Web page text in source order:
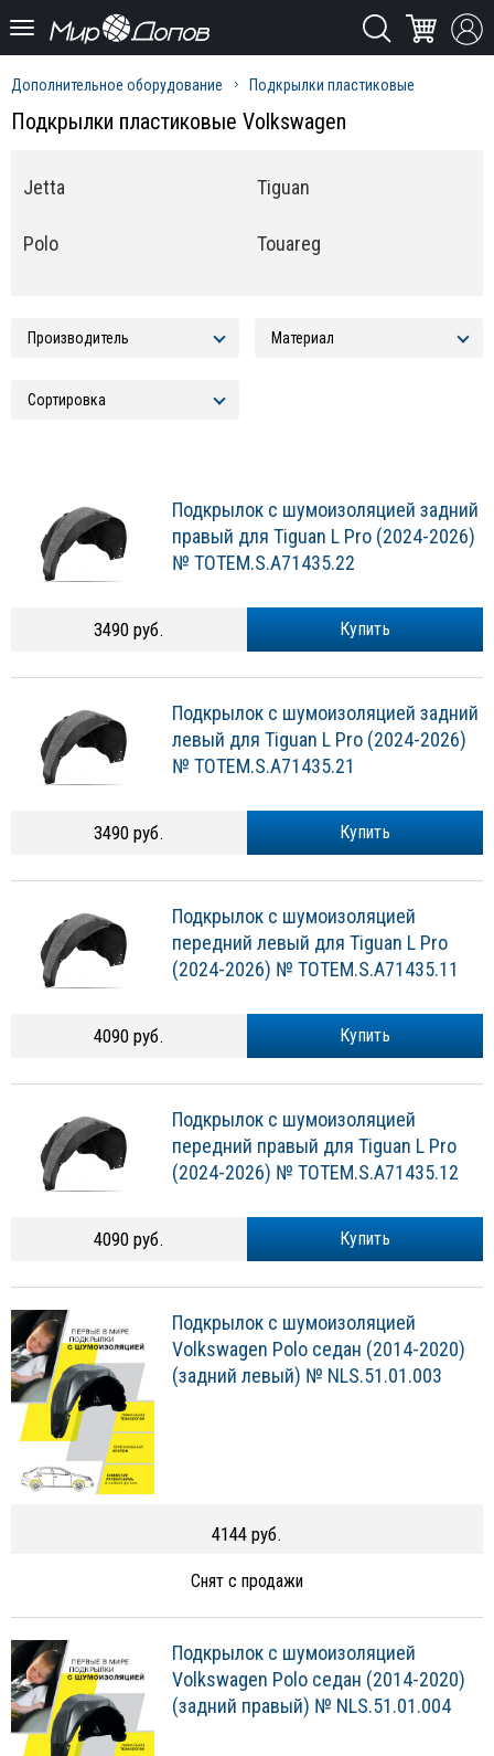
Дополнительное оборудование Подкрылки пластиковые
Подкрылки пластиковые Volkswagen
Jetta
Polo
Tiguan
Touareg
Подкрылок с шумоизоляцией задний
правый для Tiguan L Pro (2024-2026)
№ TOTEM.S.A71435.22
Купить
3490 руб.
Подкрылок с шумоизоляцией задний
левый для Tiguan L Pro (2024-2026)
№ TOTEM.S.A71435.21
Купить
3490 руб.
Подкрылок с шумоизоляцией
передний левый для Tiguan L Pro
(2024-2026) № TOTEM.S.A71435.11
Купить
4090 руб.
Подкрылок с шумоизоляцией
передний правый для Tiguan L Pro
(2024-2026) № TOTEM.S.A71435.12
Купить
4090 руб.
Подкрылок с шумоизоляцией
Volkswagen Polo седан (2014-2020)
(задний левый) № NLS.51.01.003
4144 руб.
Снят с продажи
Подкрылок с шумоизоляцией
Volkswagen Polo седан (2014-2020)
(задний правый) № NLS.51.01.004